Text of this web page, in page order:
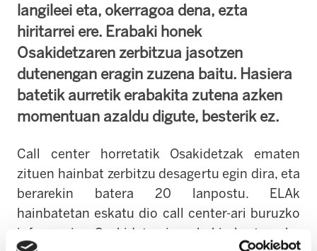
langileei eta, okerragoa dena, ezta
hiritarrei ere. Erabaki honek
Osakidetzaren zerbitzua jasotzen
dutenengan eragin zuzena baitu. Hasiera
batetik aurretik erabakita zutena azken
momentuan azaldu digute, besterik ez.
Call center horretatik Osakidetzak ematen
zituen hainbat zerbitzu desagertu egin dira, eta
berarekin batera 20 lanpostu. ELAk
hainbatetan eskatu dio call center-ari buruzko
informazioa Osakidetzari, erabakia hartu gabe